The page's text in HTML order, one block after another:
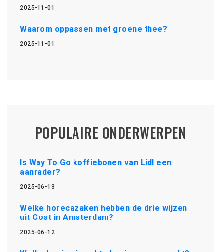
2025-11-01
Waarom oppassen met groene thee?
2025-11-01
POPULAIRE ONDERWERPEN
Is Way To Go koffiebonen van Lidl een
aanrader?
2025-06-13
Welke horecazaken hebben de drie wijzen
uit Oost in Amsterdam?
2025-06-12